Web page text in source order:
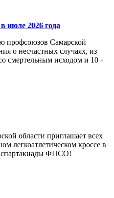
июле 2026 года
профсоюзов Самарской
о несчастных случаях, из
смертельным исходом и 10 -
области приглашает всех
легкоатлетическом кроссе в
ФПСО!